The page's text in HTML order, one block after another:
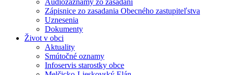
Audiozáznamy zo zasadaní
Zápisnice zo zasadania Obecného zastupiteľstva
Uznesenia
Dokumenty
Život v obci
Aktuality
Smútočné oznamy
Infoservis starostky obce